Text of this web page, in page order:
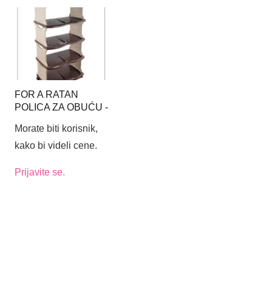
FOR A RATAN
POLICA ZA OBUĆU -
Morate biti korisnik,
kako bi videli cene.
Prijavite se.